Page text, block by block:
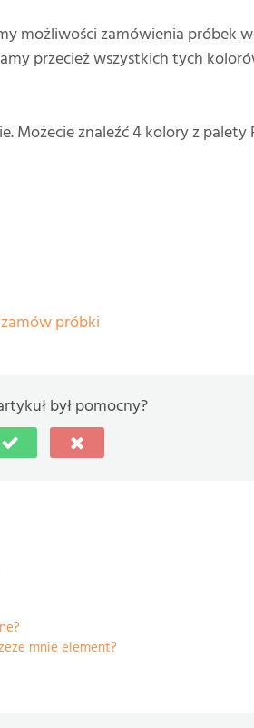
możliwości zamówienia próbek
przecież wszystkich tych
znaleźć 4 kolory z palety
zamów próbki
był pomocny?
mnie element?